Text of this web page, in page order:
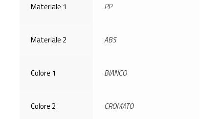
Materiale 1 PP
Materiale 2 ABS
Colore 1 BIANCO
Colore 2 CROMATO